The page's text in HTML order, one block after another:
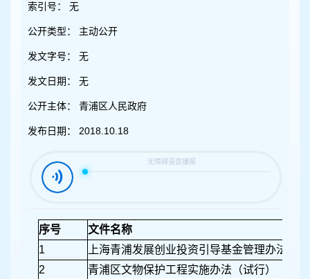
索引号： 无
公开类型： 主动公开
发文字号： 无
发文日期： 无
公开主体： 青浦区人民政府
发布日期： 2018.10.18
序号
文件名称
1
上海青浦发展创业投资引导基金管理办法
2
青浦区文物保护工程实施办法（试行）